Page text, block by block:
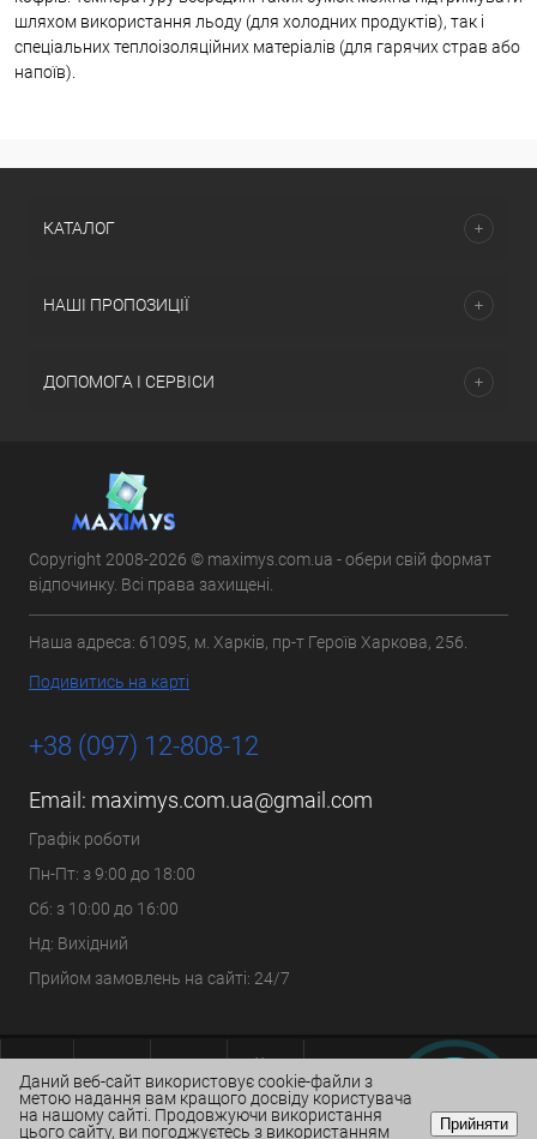
шляхом використання льоду (для холодних продуктів), так і
спеціальних теплоізоляційних матеріалів (для гарячих страв або
напоїв).
КАТАЛОГ
НАШІ ПРОПОЗИЦІЇ
ДОПОМОГА І СЕРВІСИ
Copyright 2008-2026 © maximys.com.ua - обери свій формат
відпочинку. Всі права захищені.
Наша адреса: 61095, м. Харків, пр-т Героїв Харкова, 256.
Подивитись на карті
+38 (097) 12-808-12
Email: maximys.com.ua@gmail.com
Графік роботи
Пн-Пт: з 9:00 до 18:00
Сб: з 10:00 до 16:00
Нд: Вихідний
Прийом замовлень на сайті: 24/7
Даний веб-сайт використовує cookie-файли з
метою надання вам кращого досвіду користувача
на нашому сайті. Продовжуючи використання
цього сайту, ви погоджуєтесь з використанням
Прийняти